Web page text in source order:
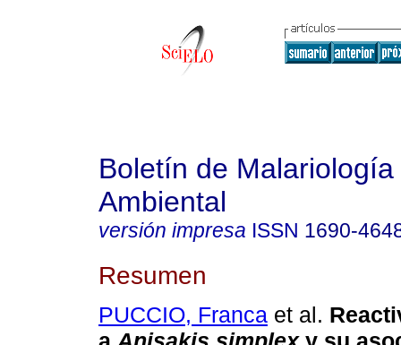
Boletín de
Ambiental
versión impresa ISSN 1690-
Resumen
PUCCIO, Franca et al.